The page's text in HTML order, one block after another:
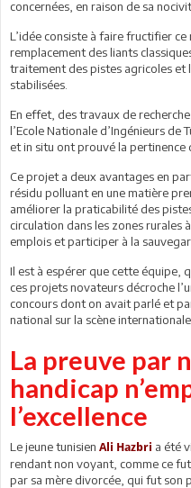
concernées, en raison de sa
L’idée consiste à faire fructifier
remplacement des liants
traitement des pistes agricoles
stabilisées.
En effet, des travaux de
l’Ecole Nationale d’Ingénieurs de
et in situ ont prouvé la pertinence
Ce projet a deux avantages en
résidu polluant en une matière
améliorer la praticabilité des
circulation dans les zones rurales
emplois et participer à la
Il est à espérer que cette équipe,
ces projets novateurs décroche
concours dont on avait parlé et
national sur la scène internationale.
La preuve par
handicap
l’excellence
Le jeune tunisien Ali Hazbri a été
rendant non voyant, comme ce
par sa mère divorcée, qui fut son